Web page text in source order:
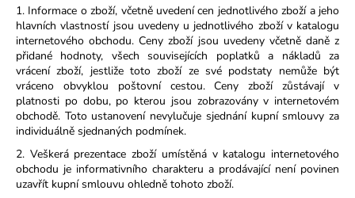
1. Informace o zboží, včetně uvedení cen jednotlivého zboží a jeho
hlavních vlastností jsou uvedeny u jednotlivého zboží v katalogu
internetového obchodu. Ceny zboží jsou uvedeny včetně daně z
přidané hodnoty, všech souvisejících poplatků a nákladů za
vrácení zboží, jestliže toto zboží ze své podstaty nemůže být
vráceno obvyklou poštovní cestou. Ceny zboží zůstávají v
platnosti po dobu, po kterou jsou zobrazovány v internetovém
obchodě. Toto ustanovení nevylučuje sjednání kupní smlouvy za
individuálně sjednaných podmínek.
2. Veškerá prezentace zboží umístěná v katalogu internetového
obchodu je informativního charakteru a prodávající není povinen
uzavřít kupní smlouvu ohledně tohoto zboží.
o
p
o
r
u
č
u
j
e
m
e